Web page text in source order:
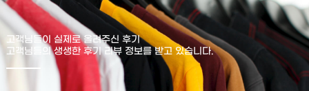
고객님들이 실제로 올려주신 후기
고객님들의 생생한 후기 리뷰 정보를 받고 있습니다.